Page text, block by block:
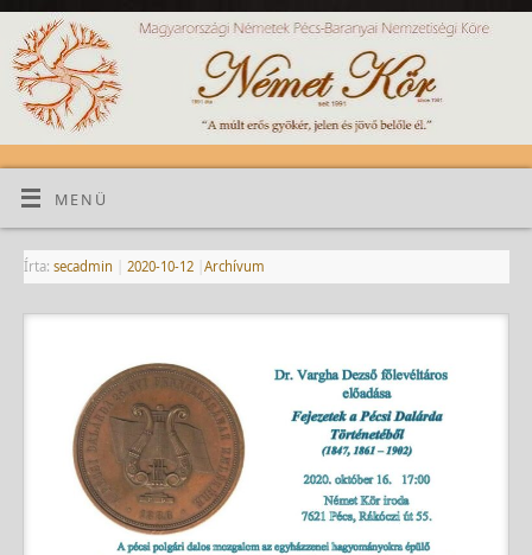
MENÜ
Írta: secadmin 2020-10-12 Archívum